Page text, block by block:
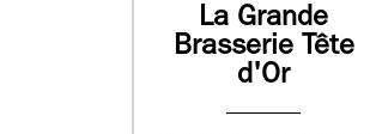
La Grande
Brasserie Tête
d'Or